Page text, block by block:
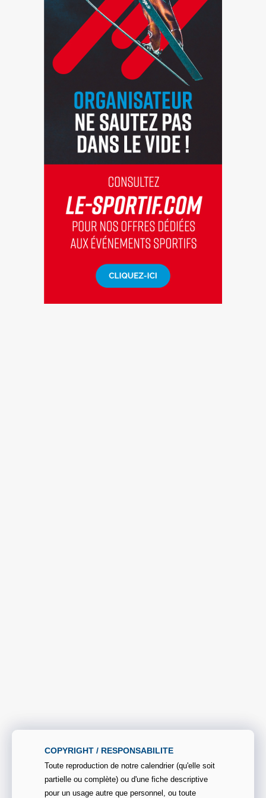
COPYRIGHT / RESPONSABILITE
Toute reproduction de notre calendrier (qu'elle soit
partielle ou complète) ou d'une fiche descriptive
pour un usage autre que personnel, ou toute